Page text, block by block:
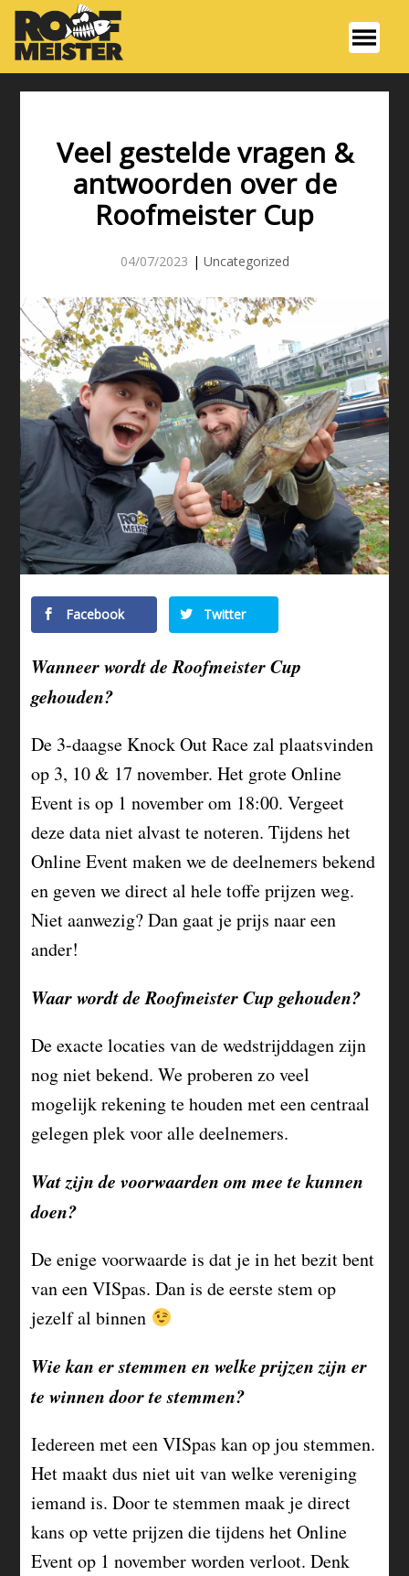
Veel gestelde vragen &
antwoorden over de
Roofmeister Cup
04/07/2023 | Uncategorized
Facebook Twitter
Wanneer wordt de Roofmeister Cup
gehouden?
De 3-daagse Knock Out Race zal plaatsvinden
op 3, 10 & 17 november. Het grote Online
Event is op 1 november om 18:00. Vergeet
deze data niet alvast te noteren. Tijdens het
Online Event maken we de deelnemers bekend
en geven we direct al hele toffe prijzen weg.
Niet aanwezig? Dan gaat je prijs naar een
ander!
Waar wordt de Roofmeister Cup gehouden?
De exacte locaties van de wedstrijddagen zijn
nog niet bekend. We proberen zo veel
mogelijk rekening te houden met een centraal
gelegen plek voor alle deelnemers.
Wat zijn de voorwaarden om mee te kunnen
doen?
De enige voorwaarde is dat je in het bezit bent
van een VISpas. Dan is de eerste stem op
jezelf al binnen
Wie kan er stemmen en welke prijzen zijn er
te winnen door te stemmen?
Iedereen met een VISpas kan op jou stemmen.
Het maakt dus niet uit van welke vereniging
iemand is. Door te stemmen maak je direct
kans op vette prijzen die tijdens het Online
Event op 1 november worden verloot. Denk